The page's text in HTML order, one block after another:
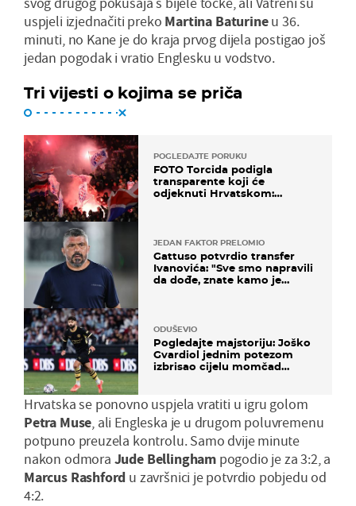
uspjeli izjednačiti preko Martina Baturineu 36.
minuti, no Kane je do kraja prvog dijela postigao još
jedan pogodak i vratio Englesku u vodstvo.
Tri vijesti o kojima se priča
POGLEDAJTE PORUKU
FOTO Torcida podigla
transparente koji će
odjeknuti Hrvatskom:
JEDAN FAKTOR PRELOMIO
Gattuso potvrdio transfer
Ivanovića: "Sve smo napravili
da dođe, znate kamo je
ODUŠEVIO
Pogledajte majstoriju: Joško
Gvardiol jednim potezom
izbrisao cijelu momčad
Hrvatska se ponovno uspjela vratiti u igru golom
Petra Muse, ali Engleska je u drugom poluvremenu
potpuno preuzela kontrolu. Samo dvije minute
nakon odmora Jude Bellingham pogodio je za 3:2, a
Marcus Rashford u završnici je potvrdio pobjedu od
4:2.